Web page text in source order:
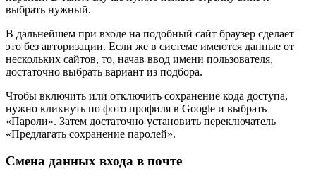
выбрать нужный.
В дальнейшем при входе на подобный сайт браузер сделает
это без авторизации. Если же в системе имеются данные от
нескольких сайтов, то, начав ввод имени пользователя,
достаточно выбрать вариант из подбора.
Чтобы включить или отключить сохранение кода доступа,
нужно кликнуть по фото профиля в Google и выбрать
«Пароли». Затем достаточно установить переключатель
«Предлагать сохранение паролей».
Смена данных входа в почте